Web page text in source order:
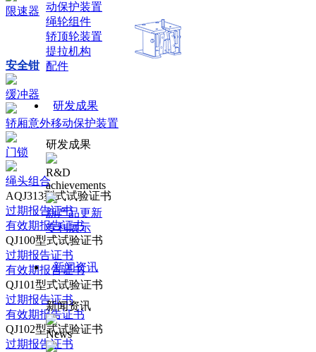
动保护装置
绳轮组件
轿顶轮装置
提拉机构
配件
研发成果
研发成果
R&D
achievements
新产品更新
专利展示
新闻资讯
新闻资讯
News
限速器
安全钳
缓冲器
轿厢意外移动保护装置
门锁
绳头组合
AQJ313型式试验证书
过期报告证书
有效期报告证书
QJ100型式试验证书
过期报告证书
有效期报告证书
QJ101型式试验证书
过期报告证书
有效期报告证书
QJ102型式试验证书
过期报告证书